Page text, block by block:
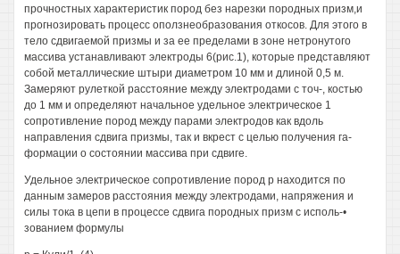
прочностных характеристик пород без нарезки породных призм,и
прогнозировать процесс оползнеобразования откосов. Для этого в
тело сдвигаемой призмы и за ее пределами в зоне нетронутого
массива устанавливают электроды 6(рис.1), которые представляют
собой металлические штыри диаметром 10 мм и длиной 0,5 м.
Замеряют рулеткой расстояние между электродами с точ-, костью
до 1 мм и определяют начальное удельное электрическое 1
сопротивление пород между парами электродов как вдоль
направления сдвига призмы, так и вкрест с целью получения га-
формации о состоянии массива при сдвиге.
Удельное электрическое сопротивление пород р находится по
данным замеров расстояния между электродами, напряжения и
силы тока в цепи в процессе сдвига породных призм с исполь-•
зованием формулы